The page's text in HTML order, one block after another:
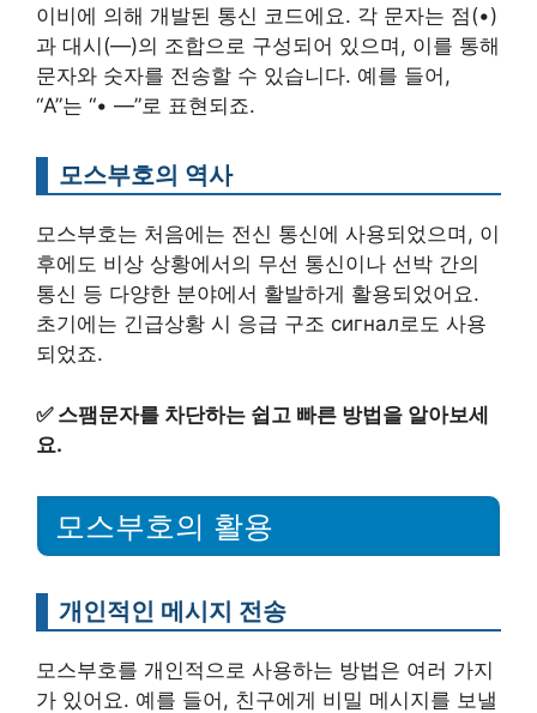
이비에 의해 개발된 통신 코드에요. 각 문자는 점(•)
과 대시(—)의 조합으로 구성되어 있으며, 이를 통해
문자와 숫자를 전송할 수 있습니다. 예를 들어,
“A”는 “• —”로 표현되죠.
모스부호의 역사
모스부호는 처음에는 전신 통신에 사용되었으며, 이
후에도 비상 상황에서의 무선 통신이나 선박 간의
통신 등 다양한 분야에서 활발하게 활용되었어요.
초기에는 긴급상황 시 응급 구조 сигнал로도 사용
되었죠.
✅ 스팸문자를 차단하는 쉽고 빠른 방법을 알아보세
요.
모스부호의 활용
개인적인 메시지 전송
모스부호를 개인적으로 사용하는 방법은 여러 가지
가 있어요. 예를 들어, 친구에게 비밀 메시지를 보낼